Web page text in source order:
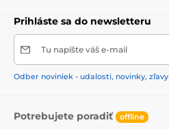
Prihláste sa do newsletteru
Tu napíšte váš e-mail
Odber noviniek - udalosti, novinky, zľavy
Potrebujete poradiť offline